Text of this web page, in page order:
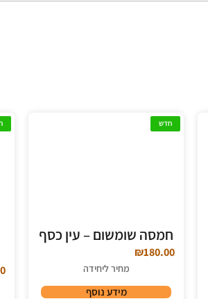
חדש
חמסה שומשום – עין כסף
₪180.00
מחיר ליחידה
מידע נוסף